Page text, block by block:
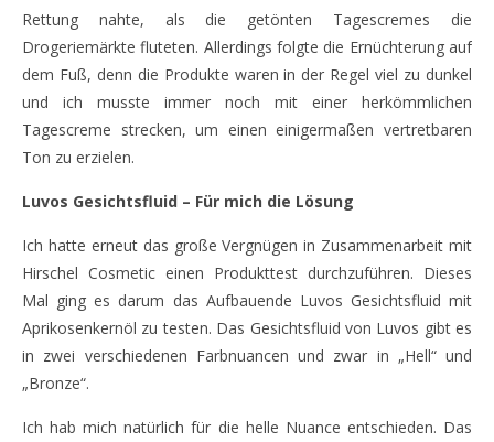
Rettung nahte, als die getönten Tagescremes die
Drogeriemärkte fluteten. Allerdings folgte die Ernüchterung auf
dem Fuß, denn die Produkte waren in der Regel viel zu dunkel
und ich musste immer noch mit einer herkömmlichen
Tagescreme strecken, um einen einigermaßen vertretbaren
Ton zu erzielen.
Luvos Gesichtsfluid – Für mich die Lösung
Ich hatte erneut das große Vergnügen in Zusammenarbeit mit
Hirschel Cosmetic einen Produkttest durchzuführen. Dieses
Mal ging es darum das Aufbauende Luvos Gesichtsfluid mit
Aprikosenkernöl zu testen. Das Gesichtsfluid von Luvos gibt es
in zwei verschiedenen Farbnuancen und zwar in „Hell“ und
„Bronze“.
Ich hab mich natürlich für die helle Nuance entschieden. Das